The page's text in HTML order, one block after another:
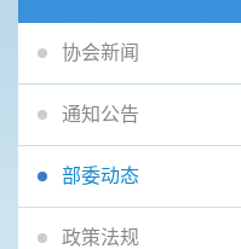
协会新闻
通知公告
部委动态
政策法规